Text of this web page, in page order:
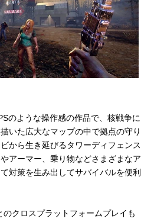
のような操作感の作品で、核戦争に
いた広大なマップの中で拠点の守り
から生き延びるタワーディフェンス
アーマー、乗り物などさまざまなア
対策を生み出してサバイバルを便利
クロスプラットフォームプレイも